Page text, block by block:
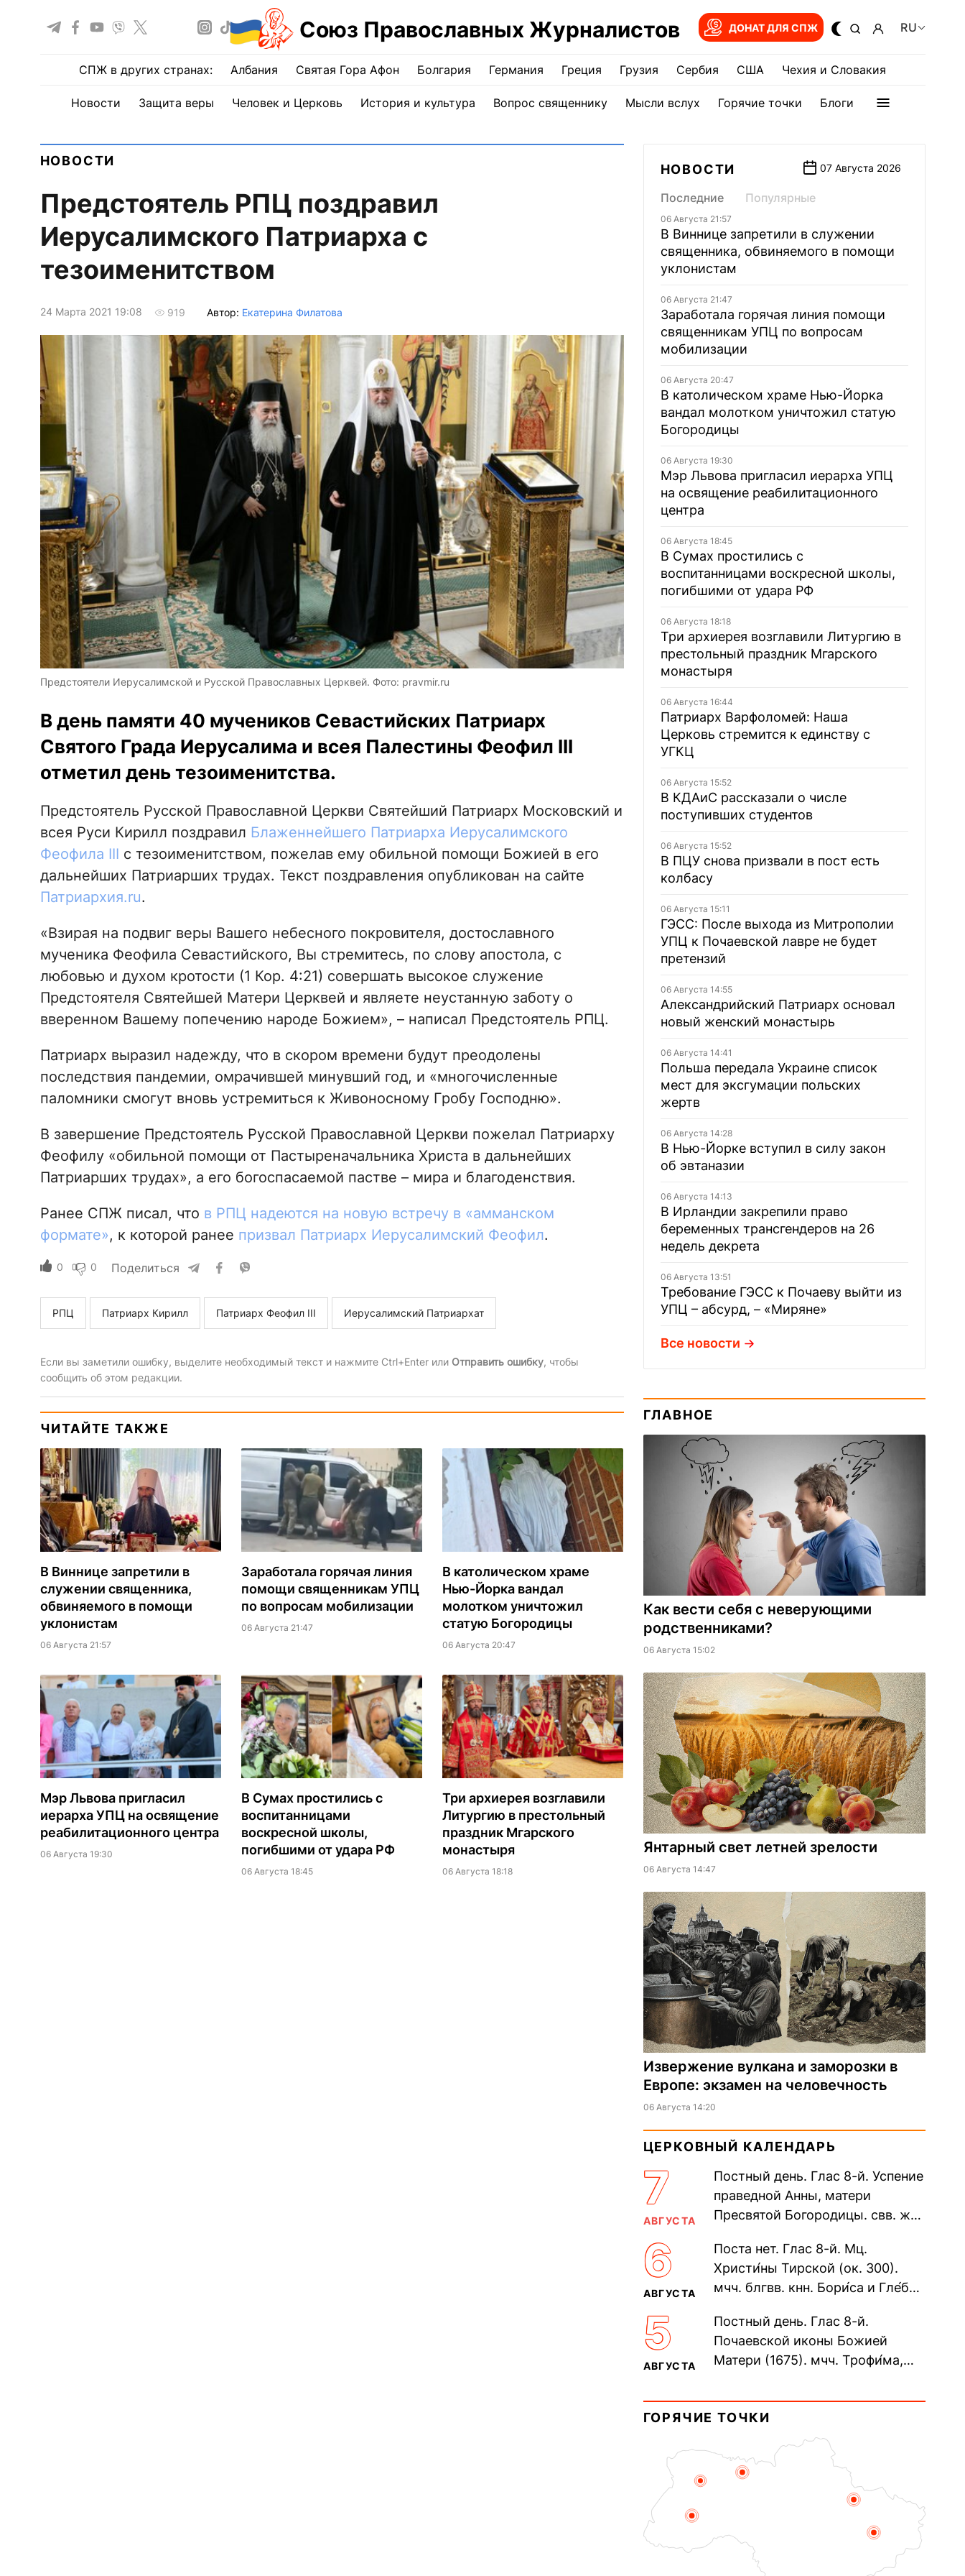
Союз Православных Журналистов ДОНАТ ДЛЯ СПЖ RU
СПЖ в других странах: Албания Святая Гора Афон Болгария Германия Греция Грузия Сербия США Чехия и Словакия
Новости Защита веры Человек и Церковь История и культура Вопрос священнику Мысли вслух Горячие точки Блоги
НОВОСТИ
Предстоятель РПЦ поздравил
Иерусалимского Патриарха с
тезоименитством
24 Марта 2021 19:08 919 Автор: Екатерина Филатова
Предстоятели Иерусалимской и Русской Православных Церквей. Фото: pravmir.ru
В день памяти 40 мучеников Севастийских Патриарх
Святого Града Иерусалима и всея Палестины Феофил III
отметил день тезоименитства.
Предстоятель Русской Православной Церкви Святейший Патриарх Московский и
всея Руси Кирилл поздравил Блаженнейшего Патриарха Иерусалимского
Феофила III с тезоименитством, пожелав ему обильной помощи Божией в его
дальнейших Патриарших трудах. Текст поздравления опубликован на сайте
Патриархия.ru.
«Взирая на подвиг веры Вашего небесного покровителя, достославного
мученика Феофила Севастийского, Вы стремитесь, по слову апостола, с
любовью и духом кротости (1 Кор. 4:21) совершать высокое служение
Предстоятеля Святейшей Матери Церквей и являете неустанную заботу о
вверенном Вашему попечению народе Божием», – написал Предстоятель РПЦ.
Патриарх выразил надежду, что в скором времени будут преодолены
последствия пандемии, омрачившей минувший год, и «многочисленные
паломники смогут вновь устремиться к Живоносному Гробу Господню».
В завершение Предстоятель Русской Православной Церкви пожелал Патриарху
Феофилу «обильной помощи от Пастыреначальника Христа в дальнейших
Патриарших трудах», а его богоспасаемой пастве – мира и благоденствия.
Ранее СПЖ писал, что в РПЦ надеются на новую встречу в «амманском
формате», к которой ранее призвал Патриарх Иерусалимский Феофил.
0 0 Поделиться
РПЦ Патриарх Кирилл Патриарх Феофил III Иерусалимский Патриархат
Если вы заметили ошибку, выделите необходимый текст и нажмите Ctrl+Enter или Отправить ошибку, чтобы
сообщить об этом редакции.
ЧИТАЙТЕ ТАКЖЕ
В Виннице запретили в
служении священника,
обвиняемого в помощи
уклонистам
06 Августа 21:57
Заработала горячая линия
помощи священникам УПЦ
по вопросам мобилизации
06 Августа 21:47
В католическом храме
Нью-Йорка вандал
молотком уничтожил
статую Богородицы
06 Августа 20:47
Мэр Львова пригласил
иерарха УПЦ на освящение
реабилитационного центра
06 Августа 19:30
В Сумах простились с
воспитанницами
воскресной школы,
погибшими от удара РФ
06 Августа 18:45
Три архиерея возглавили
Литургию в престольный
праздник Мгарского
монастыря
06 Августа 18:18
НОВОСТИ 07 Августа 2026
Последние Популярные
06 Августа 21:57
В Виннице запретили в служении
священника, обвиняемого в помощи
уклонистам
06 Августа 21:47
Заработала горячая линия помощи
священникам УПЦ по вопросам
мобилизации
06 Августа 20:47
В католическом храме Нью-Йорка
вандал молотком уничтожил статую
Богородицы
06 Августа 19:30
Мэр Львова пригласил иерарха УПЦ
на освящение реабилитационного
центра
06 Августа 18:45
В Сумах простились с
воспитанницами воскресной школы,
погибшими от удара РФ
06 Августа 18:18
Три архиерея возглавили Литургию в
престольный праздник Мгарского
монастыря
06 Августа 16:44
Патриарх Варфоломей: Наша
Церковь стремится к единству с
УГКЦ
06 Августа 15:52
В КДАиС рассказали о числе
поступивших студентов
06 Августа 15:52
В ПЦУ снова призвали в пост есть
колбасу
06 Августа 15:11
ГЭСС: После выхода из Митрополии
УПЦ к Почаевской лавре не будет
претензий
06 Августа 14:55
Александрийский Патриарх основал
новый женский монастырь
06 Августа 14:41
Польша передала Украине список
мест для эксгумации польских
жертв
06 Августа 14:28
В Нью-Йорке вступил в силу закон
об эвтаназии
06 Августа 14:13
В Ирландии закрепили право
беременных трансгендеров на 26
недель декрета
06 Августа 13:51
Требование ГЭСС к Почаеву выйти из
УПЦ – абсурд, – «Миряне»
Все новости
ГЛАВНОЕ
Как вести себя с неверующими
родственниками?
06 Августа 15:02
Янтарный свет летней зрелости
06 Августа 14:47
Извержение вулкана и заморозки в
Европе: экзамен на человечность
06 Августа 14:20
ЦЕРКОВНЫЙ КАЛЕНДАРЬ
7
АВГУСТА
Постный день. Глас 8-й. Успение
праведной Анны, матери
Пресвятой Богородицы. свв. жен
прп. Евпракси́и девы,...
6
АВГУСТА
Поста нет. Глас 8-й. Мц.
Христи́ны Тирской (ок. 300).
мчч. блгвв. кнн. Бори́са и Гле́ба,
Дави́да (1015). Прп....
5
АВГУСТА
Постный день. Глас 8-й.
Почаевской иконы Божией
Матери (1675). мчч. Трофи́ма,
мучеников (284–305). прав.
воина Фео́дора...
ГОРЯЧИЕ ТОЧКИ